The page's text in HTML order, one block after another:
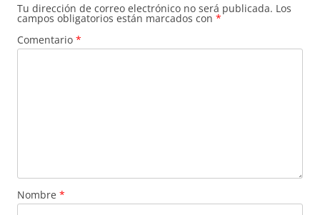
Tu dirección de correo electrónico no será publicada. Los
campos obligatorios están marcados con *
Comentario *
Nombre *